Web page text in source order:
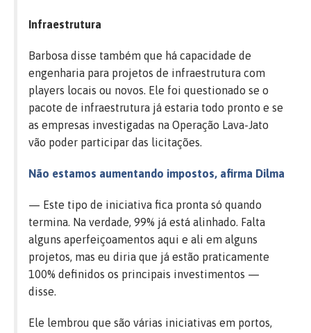
Infraestrutura
Barbosa disse também que há capacidade de
engenharia para projetos de infraestrutura com
players locais ou novos. Ele foi questionado se o
pacote de infraestrutura já estaria todo pronto e se
as empresas investigadas na Operação Lava-Jato
vão poder participar das licitações.
Não estamos aumentando impostos, afirma Dilma
— Este tipo de iniciativa fica pronta só quando
termina. Na verdade, 99% já está alinhado. Falta
alguns aperfeiçoamentos aqui e ali em alguns
projetos, mas eu diria que já estão praticamente
100% definidos os principais investimentos —
disse.
Ele lembrou que são várias iniciativas em portos,